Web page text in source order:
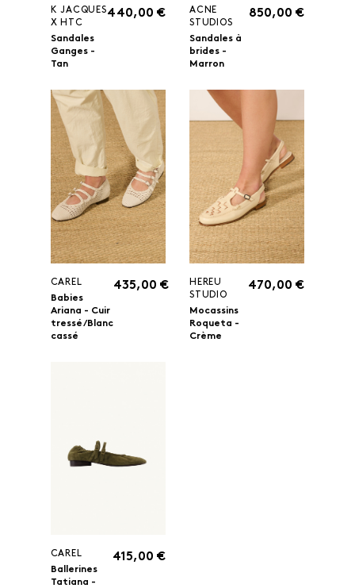
K JACQUES
X HTC
Sandales
Ganges -
Tan
440,00 €
ACNE
STUDIOS
Sandales à
brides -
Marron
850,00 €
CAREL
Babies
Ariana - Cuir
tressé/Blanc
cassé
435,00 €
HEREU
STUDIO
Mocassins
Roqueta -
Crème
470,00 €
CAREL
Ballerines
Tatiana -
415,00 €